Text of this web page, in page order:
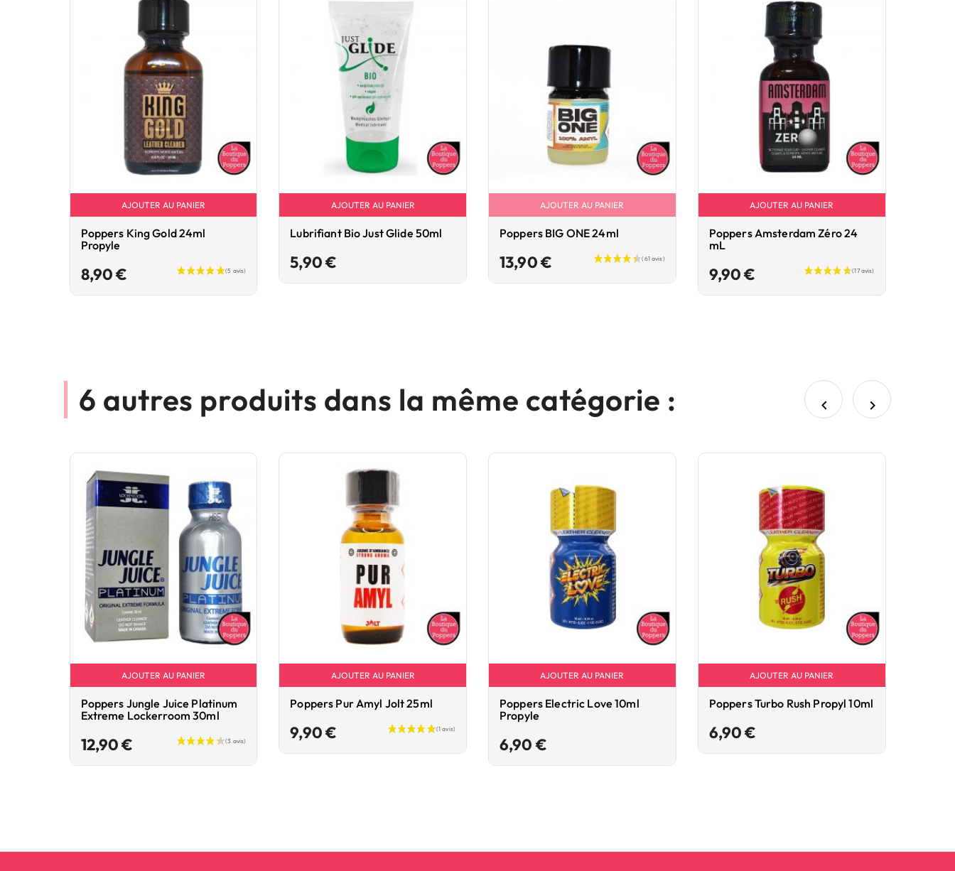
AJOUTER AU PANIER
Poppers King Gold 24ml
Propyle
8,90 €
AJOUTER AU PANIER
Lubrifiant Bio Just Glide 50ml
5,90 €
AJOUTER AU PANIER
Poppers BIG ONE 24ml
13,90 €Prix
AJOUTER AU PANIER
Poppers Amsterdam Zéro 24
mL
9,90 €
6 autres produits dans la même catégorie :  
AJOUTER AU PANIER
Poppers Jungle Juice Platinum
Extreme Lockerroom 30ml
12,90 €
AJOUTER AU PANIER
Poppers Pur Amyl Jolt 25ml
9,90 €
AJOUTER AU PANIER
Poppers Electric Love 10ml
Propyle
6,90 €Prix
AJOUTER AU PANIER
Poppers Turbo Rush Propyl 10ml
6,90 €